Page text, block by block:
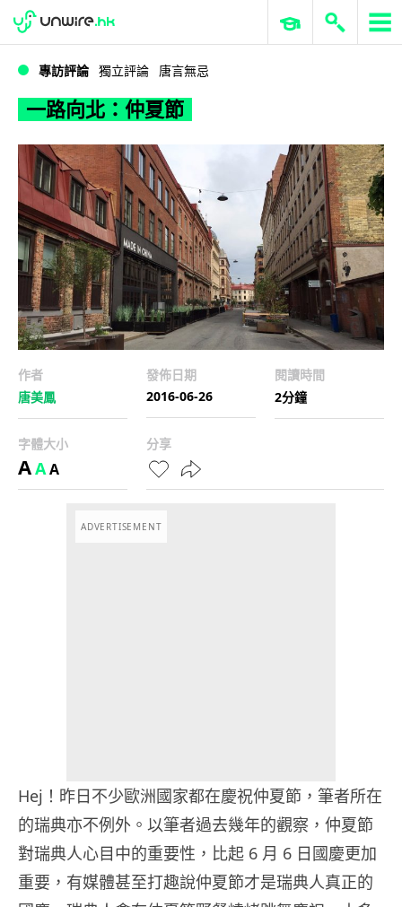
一路向北：仲夏節
WWDC 2026 ERP 與商業 AI
專訪評論 獨立評論 唐言無忌
一路向北：仲夏節
作者
唐美鳳
發佈日期
2016-06-26
閱讀時間
2分鐘
字體大小
AAA
分享
ADVERTISEMENT
Hej！昨日不少歐洲國家都在慶祝仲夏節，筆者所在
的瑞典亦不例外。以筆者過去幾年的觀察，仲夏節
對瑞典人心目中的重要性，比起 6 月 6 日國慶更加
重要，有媒體甚至打趣說仲夏節才是瑞典人真正的